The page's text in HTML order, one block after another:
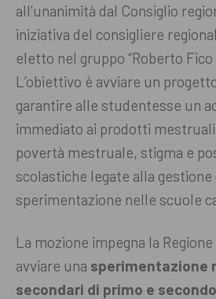
all’unanimità dal Consiglio
iniziativa del consigliere
eletto nel gruppo “Roberto
L’obiettivo è avviare un
garantire alle studentesse un
immediato ai prodotti
povertà mestruale, stigma e
scolastiche legate alla gestione
sperimentazione nelle scuole
La mozione impegna la Regione
avviare una sperimentazione
secondari di primo e